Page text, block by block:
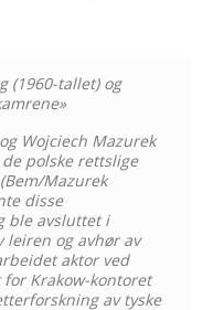
(1960-tallet) og
Wojciech Mazurek
polske rettslige
Mazurek
disse
ble avsluttet i
leiren og avhør av
aktor ved
Krakow-kontoret
av tyske